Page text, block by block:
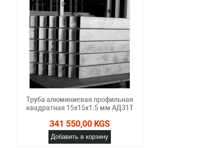
Труба алюминиевая профильная
квадратная 15х15х1.5 мм АД31Т
341 550,00 KGS
Добавить в корзину